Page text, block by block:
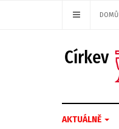
DOMŮ
AKTUÁLNĚ